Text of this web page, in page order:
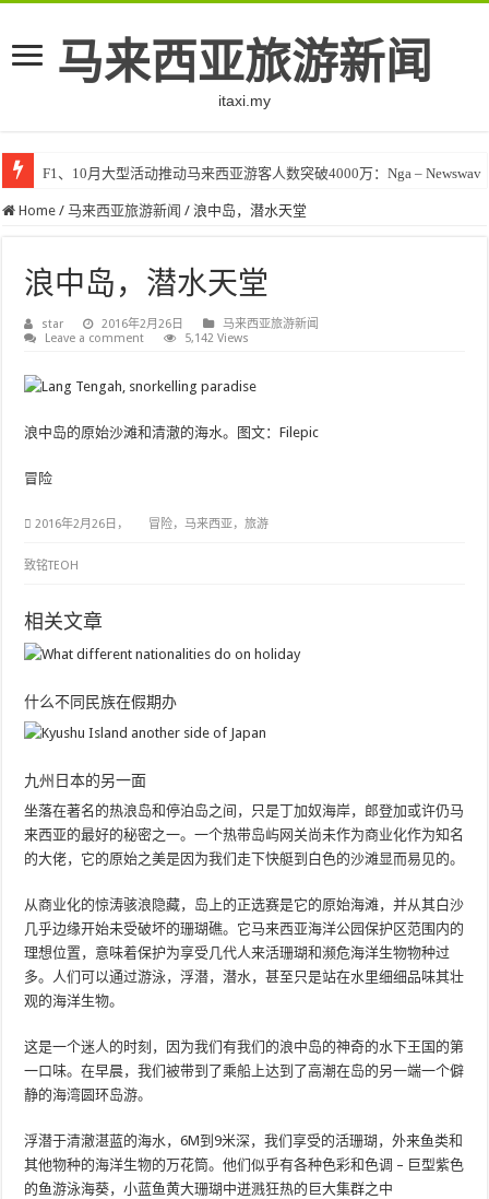
马来西亚旅游新闻
itaxi.my
F1、10月大型活动推动马来西亚游客人数突破4000万：Nga – Newswav
Home / 马来西亚旅游新闻 / 浪中岛，潜水天堂
浪中岛，潜水天堂
star 2016年2月26日
马来西亚旅游新闻
Leave a comment
5,142 Views
浪中岛的原始沙滩和清澈的海水。图文：Filepic
冒险
2016年2月26日， 冒险，马来西亚，旅游
致铭TEOH
相关文章
什么不同民族在假期办
九州日本的另一面
坐落在著名的热浪岛和停泊岛之间，只是丁加奴海岸，郎登加或许仍马
来西亚的最好的秘密之一。一个热带岛屿网关尚未作为商业化作为知名
的大佬，它的原始之美是因为我们走下快艇到白色的沙滩显而易见的。
从商业化的惊涛骇浪隐藏，岛上的正选赛是它的原始海滩，并从其白沙
几乎边缘开始未受破坏的珊瑚礁。它马来西亚海洋公园保护区范围内的
理想位置，意味着保护为享受几代人来活珊瑚和濒危海洋生物物种过
多。人们可以通过游泳，浮潜，潜水，甚至只是站在水里细细品味其壮
观的海洋生物。
这是一个迷人的时刻，因为我们有我们的浪中岛的神奇的水下王国的第
一口味。在早晨，我们被带到了乘船上达到了高潮在岛的另一端一个僻
静的海湾圆环岛游。
浮潜于清澈湛蓝的海水，6M到9米深，我们享受的活珊瑚，外来鱼类和
其他物种的海洋生物的万花筒。他们似乎有各种色彩和色调 – 巨型紫色
的鱼游泳海葵，小蓝鱼黄大珊瑚中迸溅狂热的巨大集群之中